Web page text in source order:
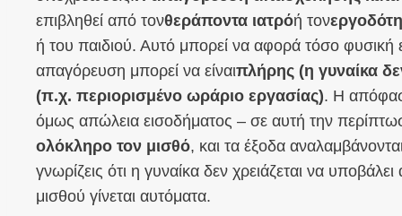
επιβληθεί από τονθεράποντα ιατρόή τονεργοδότη
ή του παιδιού. Αυτό μπορεί να αφορά τόσο
απαγόρευση μπορεί να είναιπλήρης (η γυναίκα
(π.χ. περιορισμένο ωράριο εργασίας). Η
όμως απώλεια εισοδήματος – σε αυτή την
ολόκληρο τον μισθό, και τα έξοδα
γνωρίζεις ότι η γυναίκα δεν χρειάζεται να
μισθού γίνεται αυτόματα.